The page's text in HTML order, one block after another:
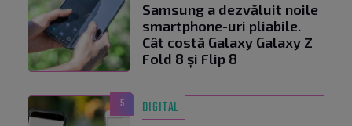
Samsung a dezvăluit noile
smartphone-uri pliabile.
Cât costă Galaxy Galaxy Z
Fold 8 și Flip 8
5 DIGITAL